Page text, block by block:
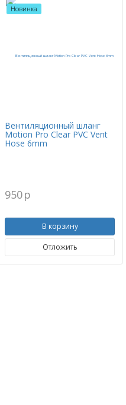
Новинка
Вентиляционный шланг
Motion Pro Clear PVC Vent
Hose 6mm
950p
В корзину
Отложить